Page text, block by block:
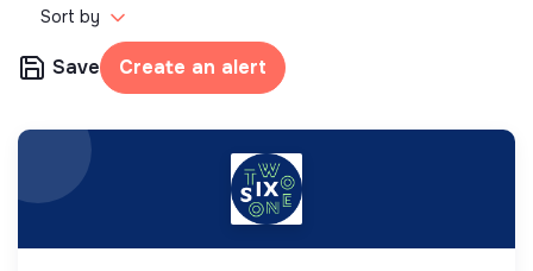
Sort by
Save Create an alert